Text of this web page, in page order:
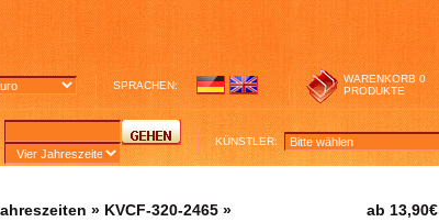
SPRACHEN:
WARENKORB 0
PRODUKTE
KÜNSTLER:
» KVCF-320-2465 »
ab 13,90€